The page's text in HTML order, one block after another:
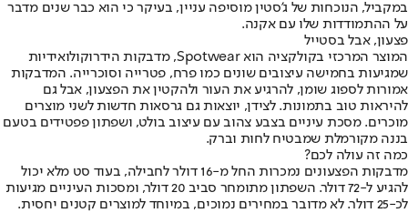
במקביל, הנוכחות של ג'סטין מוסיפה עניין, בעיקר כי הוא כבר שנים מדבר
על ההתמודדות שלו עם אקנה.
פצעון, אבל בסטייל
המוצר המרכזי בקולקציה הוא Spotwear, מדבקות הידרוקולואידיות
שמגיעות בחמישה עיצובים שונים כמו פרח, פטרייה וסוכרייה. המדבקות
אמורות לספוג שומן, להרגיע את העור ולהקטין את הפצעון, אבל גם
להיראות טוב בתמונות. לצידן, יוצאות גם גרסאות חדשות לשני מוצרים
מוכרים. מסכת עיניים בצבע צהוב עם עיצוב בולט, ושפתון פפטידים בטעם
בננה מקורמלת שמבטיח לחות וברק.
כמה זה עולה לכם?
מדבקות הפצעונים נמכרות החל מ-16 דולר לחבילה, בעוד סט מלא יכול
להגיע ל-72 דולר. השפתון מתומחר סביב 20 דולר, ומסכות העיניים מגיעות
לכ-25 דולר. לא מדובר במחירים נמוכים, במיוחד למוצרים קטנים יחסית.